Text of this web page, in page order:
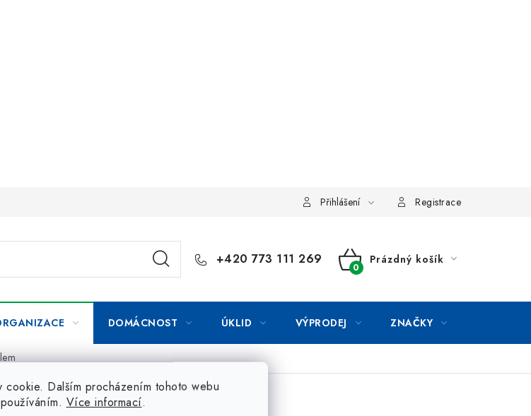
cookie. Dalším procházením tohoto webu
Více informací.
Přihlášení Registrace
+420 773 111 269
NÁKUPNÍ
Prázdný košík
DOMÁCNOST ÚKLID VÝPRODEJ ZNAČKY